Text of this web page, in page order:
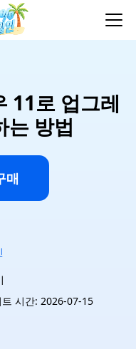
11로 업그레
는 방법
매
시간: 2026-07-15